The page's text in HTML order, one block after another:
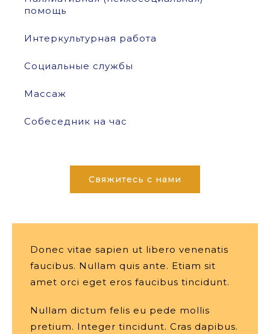
Donec vitae sapien ut libero venenatis
faucibus. Nullam quis ante. Etiam sit
amet orci eget eros faucibus tincidunt.
Nullam dictum felis eu pede mollis
pretium. Integer tincidunt. Cras dapibus.
помощь
Интеркультурная работа
Социальные службы
Массаж
Собеседник на час
Свяжитесь с нами